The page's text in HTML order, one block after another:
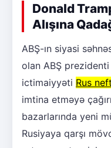
Donald
Alışına
ABŞ-ın siyasi
olan ABŞ prezidenti
ictimaiyyəti Rus
imtina etməyə
bazarlarında yeni
Rusiyaya qarşı